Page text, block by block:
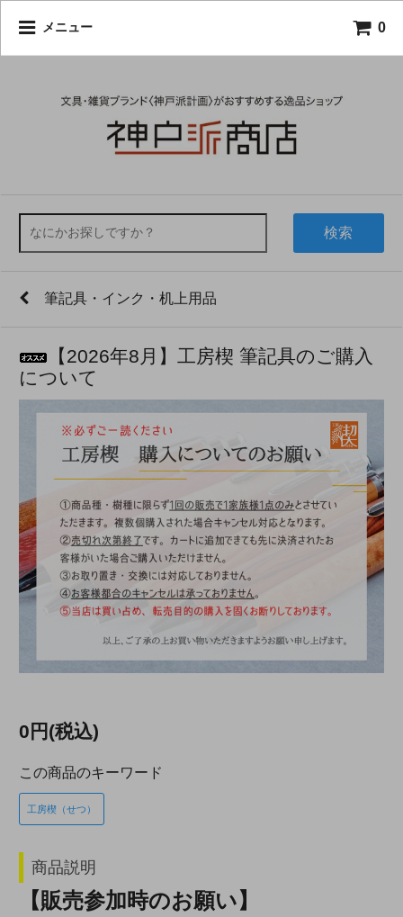
メニュー 0
検索
筆記具・インク・机上用品
【2026年8月】工房楔 筆記具のご購入
について
0円(税込)
この商品のキーワード
工房楔（せつ）
商品説明
【販売参加時のお願い】